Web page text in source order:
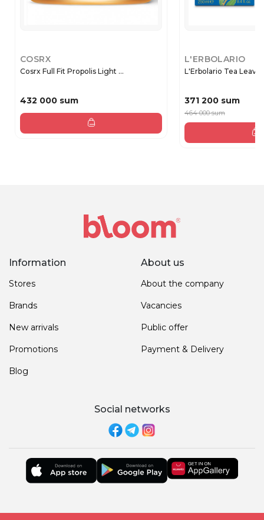
COSRX
Cosrx Full Fit Propolis Light ...
432 000 sum
L'ERBOLARIO
L'Erbolario Tea
371 200 sum
464 000 sum
Information
Stores
Brands
New arrivals
Promotions
Blog
About us
About the company
Vacancies
Public offer
Payment & Delivery
Social networks